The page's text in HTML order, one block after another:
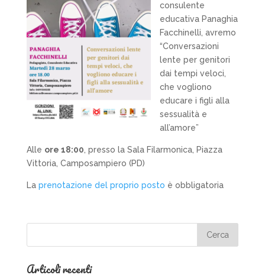
consulente
educativa Panaghia
Facchinelli, avremo
“Conversazioni
lente per genitori
dai tempi veloci,
che vogliono
educare i figli alla
sessualità e
all’amore”
Alle ore 18:00 , presso la Sala Filarmonica, Piazza
Vittoria, Camposampiero (PD)
La prenotazione del proprio posto è obbligatoria
Articoli recenti